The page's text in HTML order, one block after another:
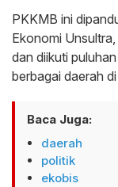
PKKMB ini
Ekonomi
dan diikuti
berbagai daerah
Baca Juga:
daerah
politik
ekobis